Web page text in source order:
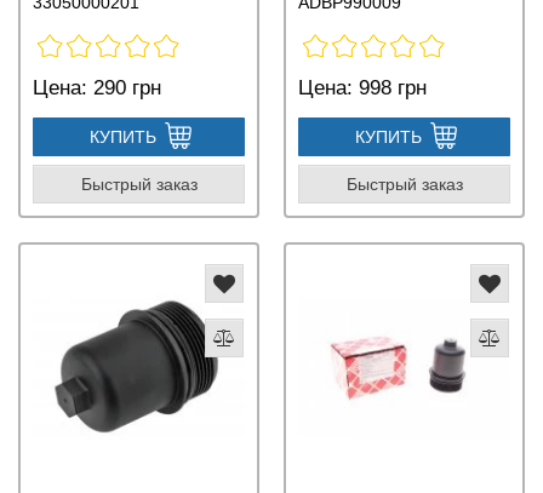
Цена: 290 грн
КУПИТЬ
Быстрый заказ
Цена: 998 грн
КУПИТЬ
Быстрый заказ